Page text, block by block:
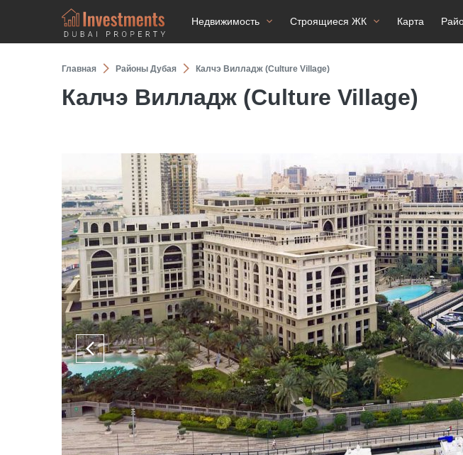
Недвижимость Строящиеся ЖК Карта
Главная Районы Дубая Калчэ Вилладж (Culture Village)
Калчэ Вилладж (Culture Village)